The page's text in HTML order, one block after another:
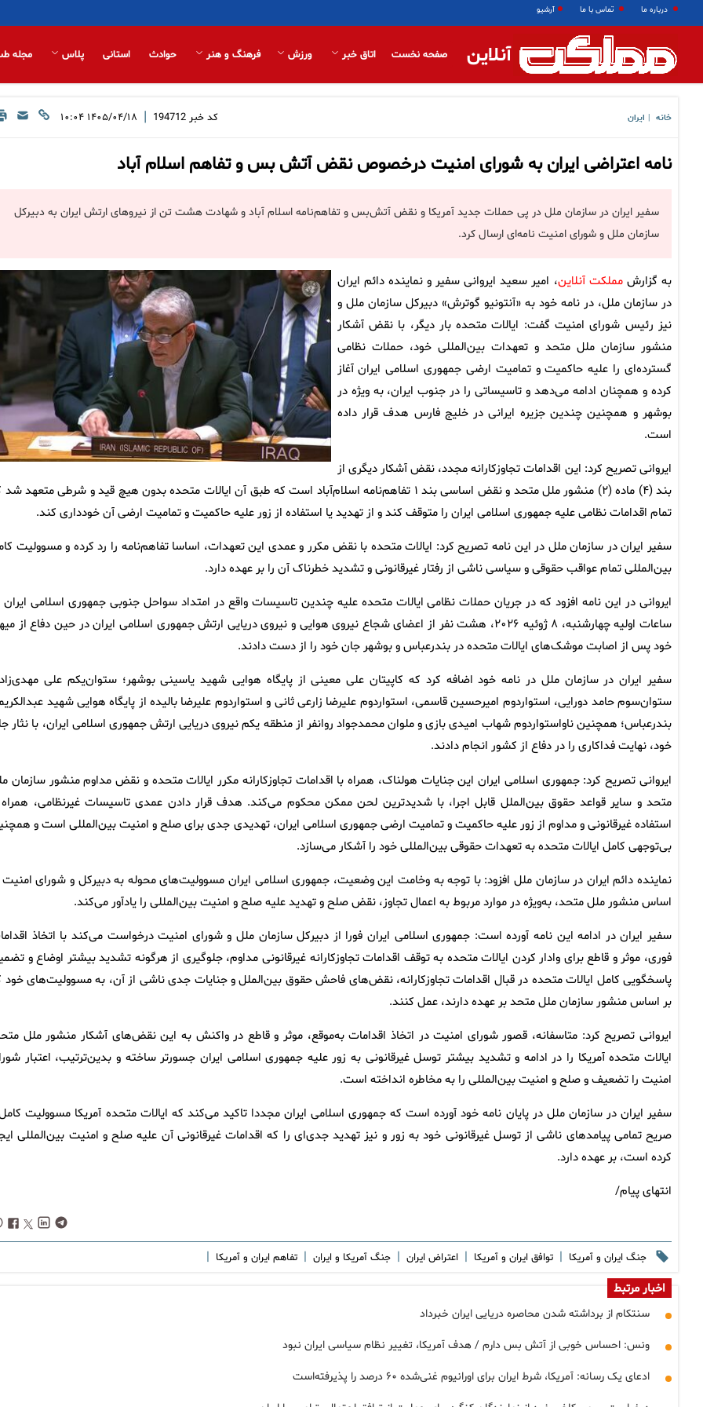
درباره ما تماس با ما آرشیو
آنلاین صفحه نخست اتاق خبر ورزش فرهنگ و هنر حوادث استانی پلاس مجله
خانه ایران کد خبر 194712
| ۱۴۰۵/۰۴/۱۸ ۱۰:۰۴
نامه اعتراضی ایران به شورای امنیت درخصوص نقض آتش بس و تفاهم اسلام آباد
سفیر ایران در سازمان ملل در پی حملات جدید آمریکا و نقض آتش‌بس و تفاهم‌نامه اسلام آباد و شهادت هشت تن از نیرو‌های ارتش ایران به دبیرکل
سازمان ملل و شورای امنیت نامه‌ای ارسال کرد.
به گزارشمملکت آنلاین، امیر سعید ایروانی سفیر و نماینده دائم ایران
در سازمان ملل، در نامه خود به «آنتونیو گوترش» دبیرکل سازمان ملل و
نیز رئیس شورای امنیت گفت: ایالات متحده بار دیگر، با نقض آشکار
منشور سازمان ملل متحد و تعهدات بین‌المللی خود، حملات نظامی
گسترده‌ای را علیه حاکمیت و تمامیت ارضی جمهوری اسلامی ایران آغاز
کرده و همچنان ادامه می‌دهد و تاسیساتی را در جنوب ایران، به ویژه در
بوشهر و همچنین چندین جزیره ایرانی در خلیج فارس هدف قرار داده
است.
ایروانی تصریح کرد: این اقدامات تجاوزکارانه مجدد، نقض آشکار دیگری از
بند (۴) ماده (۲) منشور ملل متحد و نقض اساسی بند ۱ تفاهم‌نامه اسلام‌آباد است که طبق آن ایالات متحده بدون هیچ قید و شرطی متعهد
تمام اقدامات نظامی علیه جمهوری اسلامی ایران را متوقف کند و از تهدید یا استفاده از زور علیه حاکمیت و تمامیت ارضی آن خودداری کند.
سفیر ایران در سازمان ملل در این نامه تصریح کرد: ایالات متحده با نقض مکرر و عمدی این تعهدات، اساسا تفاهم‌نامه را رد کرده و مسوولیت
بین‌المللی تمام عواقب حقوقی و سیاسی ناشی از رفتار غیرقانونی و تشدید خطرناک آن را بر عهده دارد.
ایروانی در این نامه افزود که در جریان حملات نظامی ایالات متحده علیه چندین تاسیسات واقع در امتداد سواحل جنوبی جمهوری اسلامی ایران
ساعات اولیه چهارشنبه، ۸ ژوئیه ۲۰۲۶، هشت نفر از اعضای شجاع نیروی هوایی و نیروی دریایی ارتش جمهوری اسلامی ایران در حین دفاع از
خود پس از اصابت موشک‌های ایالات متحده در بندرعباس و بوشهر جان خود را از دست دادند.
سفیر ایران در سازمان ملل در نامه خود اضافه کرد که کاپیتان علی معینی از پایگاه هوایی شهید یاسینی بوشهر؛ ستوان‌یکم علی
ستوان‌سوم حامد دورایی، استواردوم امیرحسین قاسمی، استواردوم علیرضا زارعی ثانی و استواردوم علیرضا بالیده از پایگاه هوایی شهید
بندرعباس؛ همچنین ناواستواردوم شهاب امیدی بازی و ملوان محمدجواد روانفر از منطقه یکم نیروی دریایی ارتش جمهوری اسلامی ایران، با نثار
خود، نهایت فداکاری را در دفاع از کشور انجام دادند.
ایروانی تصریح کرد: جمهوری اسلامی ایران این جنایات هولناک، همراه با اقدامات تجاوزکارانه مکرر ایالات متحده و نقض مداوم منشور سازمان
متحد و سایر قواعد حقوق بین‌الملل قابل اجرا، با شدیدترین لحن ممکن محکوم می‌کند. هدف قرار دادن عمدی تاسیسات غیرنظامی، همراه
استفاده غیرقانونی و مداوم از زور علیه حاکمیت و تمامیت ارضی جمهوری اسلامی ایران، تهدیدی جدی برای صلح و امنیت بین‌المللی است و
بی‌توجهی کامل ایالات متحده به تعهدات حقوقی بین‌المللی خود را آشکار می‌سازد.
نماینده دائم ایران در سازمان ملل افزود: با توجه به وخامت این وضعیت، جمهوری اسلامی ایران مسوولیت‌های محوله به دبیرکل و شورای امنیت
اساس منشور ملل متحد، به‌ویژه در موارد مربوط به اعمال تجاوز، نقض صلح و تهدید علیه صلح و امنیت بین‌المللی را یادآور می‌کند.
سفیر ایران در ادامه این نامه آورده است: جمهوری اسلامی ایران فورا از دبیرکل سازمان ملل و شورای امنیت درخواست می‌کند با اتخاذ
فوری، موثر و قاطع برای وادار کردن ایالات متحده به توقف اقدامات تجاوزکارانه غیرقانونی مداوم، جلوگیری از هرگونه تشدید بیشتر اوضاع و
پاسخگویی کامل ایالات متحده در قبال اقدامات تجاوزکارانه، نقض‌های فاحش حقوق بین‌الملل و جنایات جدی ناشی از آن، به مسوولیت‌های خود
بر اساس منشور سازمان ملل متحد بر عهده دارند، عمل کنند.
ایروانی تصریح کرد: متاسفانه، قصور شورای امنیت در اتخاذ اقدامات به‌موقع، موثر و قاطع در واکنش به این نقض‌های آشکار منشور ملل
ایالات متحده آمریکا را در ادامه و تشدید بیشتر توسل غیرقانونی به زور علیه جمهوری اسلامی ایران جسورتر ساخته و بدین‌ترتیب، اعتبار
امنیت را تضعیف و صلح و امنیت بین‌المللی را به مخاطره انداخته است.
سفیر ایران در سازمان ملل در پایان نامه خود آورده است که جمهوری اسلامی ایران مجددا تاکید می‌کند که ایالات متحده آمریکا مسوولیت
صریح تمامی پیامد‌های ناشی از توسل غیرقانونی خود به زور و نیز تهدید جدی‌ای را که اقدامات غیرقانونی آن علیه صلح و امنیت بین‌المللی
کرده است، بر عهده دارد.
انتهای پیام/
جنگ ایران و آمریکا | توافق ایران و آمریکا | اعتراض ایران | جنگ آمریکا و ایران | تفاهم ایران و آمریکا |
اخبار مرتبط
سنتکام از برداشته شدن محاصره دریایی ایران خبرداد
ونس: احساس خوبی از آتش بس دارم / هدف آمریکا، تغییر نظام سیاسی ایران نبود
ادعای یک رسانه: آمریکا، شرط ایران برای اورانیوم غنی‌شده ۶۰ درصد را پذیرفته‌است